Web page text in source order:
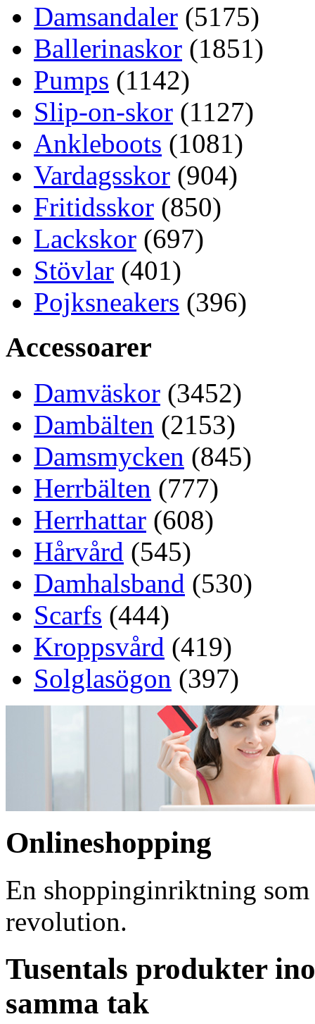
Damsandaler (5175)
Ballerinaskor (1851)
Pumps (1142)
Slip-on-skor (1127)
Ankleboots (1081)
Vardagsskor (904)
Fritidsskor (850)
Lackskor (697)
Stövlar (401)
Pojksneakers (396)
Accessoarer
Damväskor (3452)
Dambälten (2153)
Damsmycken (845)
Herrbälten (777)
Herrhattar (608)
Hårvård (545)
Damhalsband (530)
Scarfs (444)
Kroppsvård (419)
Solglasögon (397)
Onlineshopping
En shoppinginriktning
revolution.
Tusentals produkter
samma tak